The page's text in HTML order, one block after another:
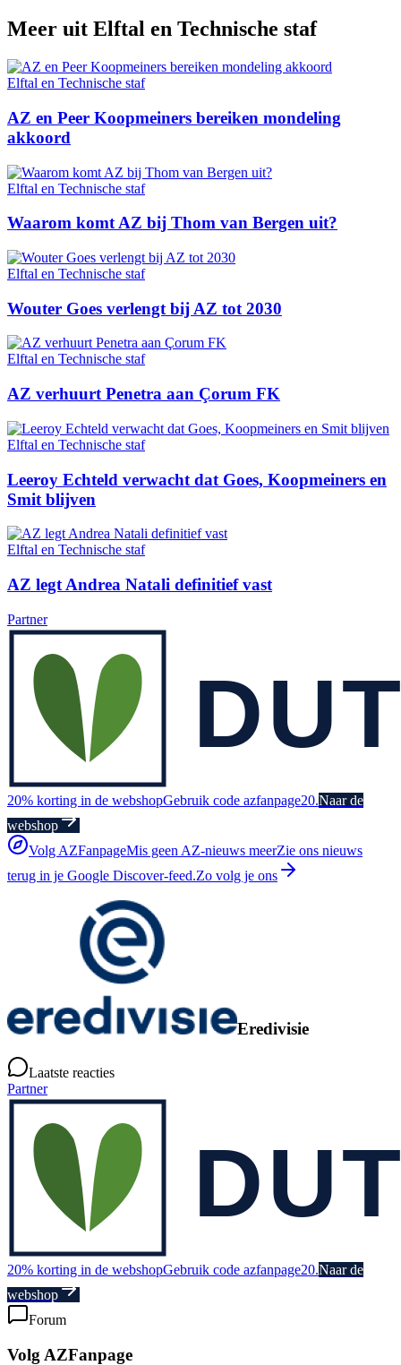
Meer uit Elftal en Technische staf
Elftal en Technische staf
AZ en Peer Koopmeiners bereiken mondeling
akkoord
Elftal en Technische staf
Waarom komt AZ bij Thom van Bergen uit?
Elftal en Technische staf
Wouter Goes verlengt bij AZ tot 2030
Elftal en Technische staf
AZ verhuurt Penetra aan Çorum FK
Elftal en Technische staf
Leeroy Echteld verwacht dat Goes, Koopmeiners en
Smit blijven
Elftal en Technische staf
AZ legt Andrea Natali definitief vast
Partner
20% korting in de webshopGebruik code azfanpage20.Naar de
webshop
Volg AZFanpageMis geen AZ-nieuws meerZie ons nieuws
terug in je Google Discover-feed.Zo volg je ons
Eredivisie
Laatste reacties
Partner
20% korting in de webshopGebruik code azfanpage20.Naar de
webshop
Forum
Volg AZFanpage